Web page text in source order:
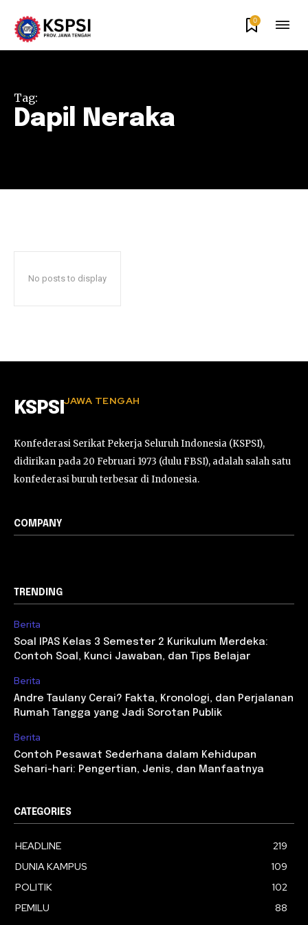
0
Tag:
Dapil Neraka
No posts to display
KSPSI JAWA TENGAH
Konfederasi Serikat Pekerja Seluruh Indonesia (KSPSI),
didirikan pada 20 Februari 1973 (dulu FBSI), adalah salah satu
konfederasi buruh terbesar di Indonesia.
COMPANY
TRENDING
Berita
Soal IPAS Kelas 3 Semester 2 Kurikulum Merdeka:
Contoh Soal, Kunci Jawaban, dan Tips Belajar
Berita
Andre Taulany Cerai? Fakta, Kronologi, dan Perjalanan
Rumah Tangga yang Jadi Sorotan Publik
Berita
Contoh Pesawat Sederhana dalam Kehidupan
Sehari-hari: Pengertian, Jenis, dan Manfaatnya
CATEGORIES
HEADLINE
219
DUNIA KAMPUS
109
POLITIK
102
PEMILU
88